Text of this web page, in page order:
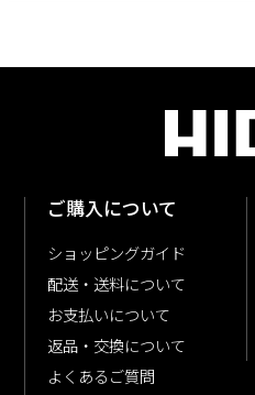
ご購入について
ショッピングガイド
配送・送料について
お支払いについて
返品・交換について
よくあるご質問